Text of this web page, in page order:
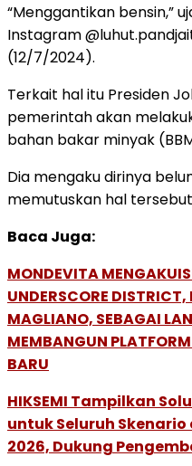
“Menggantikan bensin,”
Instagram
(12/7/2024).
Terkait hal itu Presiden
pemerintah akan
bahan bakar minyak
Dia mengaku dirinya
memutuskan hal
Baca Juga:
MONDEVITA
UNDERSCORE
MAGLIANO, SEBAGAI
MEMBANGUN
BARU
HIKSEMI Tampilkan
untuk Seluruh
2026, Dukung